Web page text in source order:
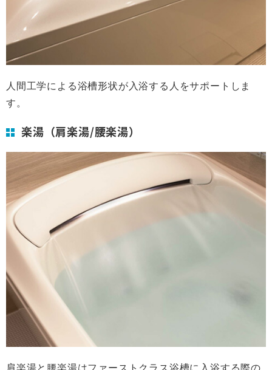
人間工学による浴槽形状が入浴する人をサポートしま
す。
楽湯（肩楽湯/腰楽湯）